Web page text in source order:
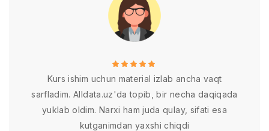
Kurs ishim uchun material izlab ancha vaqt
sarfladim. Alldata.uz'da topib, bir necha daqiqada
yuklab oldim. Narxi ham juda qulay, sifati esa
kutganimdan yaxshi chiqdi